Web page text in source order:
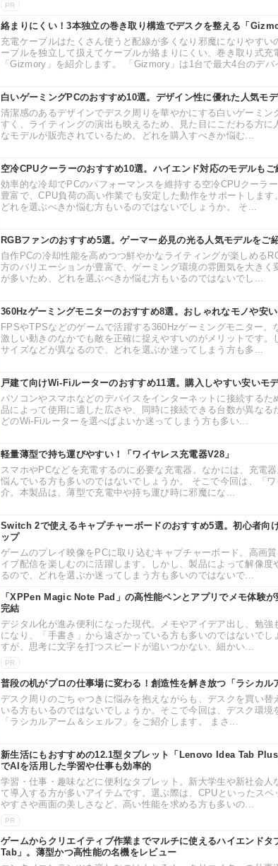
PR
絡まりにくい！3本独立の巻き取り構造でデスクを整える「
充電ケーブルはたくさん使うと配線が多くなり邪魔になりやすい
ーブルを独立して扱えてケーブルが絡まりにくい、巻き取り式充
「Gizmory」を紹介します。 「Gizmory」は1台で最大4台のデバ
白いゲーミングPCのおすすめ10選。デザイン性に優れた人気モ
清潔感のあるデザインでデスク周りを華やかにする白いゲーミン
すく、ライティングの演出も映えるため、見た目にこだわる方に
なモデルが販売されているため、どれを購入すべきか悩む...
空冷CPUクーラーのおすすめ10選。ハイエンド対応のモデルもご
効率的な冷却でPCのパフォーマンスを維持する空冷CPUクーラ
豊富で、CPU負荷の高い作業でも安定した動作をサポートします
どれを選ぶべきか悩む方もいるのではないでしょうか。 そ...
RGBファンのおすすめ5選。ゲーマー必見の光る人気モデルをご
自作PCの冷却性能を高めつつ鮮やかなライティングが楽しめる
方のバリエーションが豊富で、ゲーミング環境の雰囲気を大きく
が多いため、どれを選ぶべきか悩む方もいるのではないでし...
360Hzゲーミングモニターのおすすめ8選。おしゃれなモノや安
FPSやTPSなどのゲームで活躍する360Hzゲーミングモニター。
激しい動きのなかでも敵を正確に捉えやすいのがメリットです。
サイズなどが異なるので、どれを選ぶか迷ってしまう方も多...
戸建て向けWi-Fiルーターのおすすめ11選。購入しやすい安いモ
パソコンやスマホなどのデバイスをインターネットに接続するた
品によって使用に適した広さや、同時に接続できる台数が異なる
どのWi-Fiルーターを選べばよいか迷ってしまう方も多い...
軽量薄型で持ち運びやすい！「ワイヤレス充電器V28」
スマホやPCなどを充電するのに必要な充電器。なかには、充電
悩んでいる方も多いのではないでしょうか。 そこで今回は、「
介。本製品は、薄型で充電中や持ち運び時に邪魔にな...
Switch 2で使えるキャプチャーボードのおすすめ5選。初心者向
ップ
ゲームのプレイ映像をPCに取り込むキャプチャーボード。高画
イブ配信を楽しむのに活躍します。しかし、製品によって解像度
るので、どれを選ぶか迷ってしまう方も多いのではないで...
「XPPen Magic Note Pad」の高性能ペンとアプリでメモ体験
完結
デジタル化が進み便利になった現代。メモやアイデア出し、勉強
になり、「手書き」から遠ざかっている方も多いのではないでし
すが、思考に文字を打つスピードが追いつかない、細かい...
PR
普段の机がプロの仕事場に変わる！創造性を解き放つ「ラシカル
デスク周りのごちゃつきに悩みを抱えながらも、デスクを買い替
いる方もいるのではないでしょうか。そこで今回は、デスク環境
「ラシカルアーム＆シェルフ」をご紹介します。 まさ...
新生活にもおすすめの12.1型タブレット「Lenovo Idea Tab
でAIを活用した学習や仕事も効率的
学習・仕事・趣味などに便利なタブレット。新大学生や新社会人
て導入する方が多いアイテムです。選ぶ際は、CPUといったス
やすさや画面の美しさなど、高い性能を求める方も多いの...
PR
ゲームからクリエイティブ作業までマルチに使えるハイエンド
Tab」。薄型かつ高性能の名機をレビュー